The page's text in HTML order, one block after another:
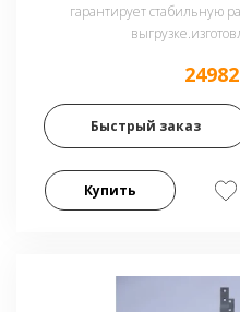
гарантирует стабильную
Быстрый заказ
Купить